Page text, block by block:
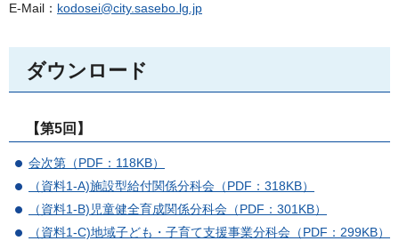
E-Mail： kodosei@city.sasebo.lg.jp
ダウンロード
【第5回】
会次第（PDF：118KB）
（資料1-A)施設型給付関係分科会（PDF：318KB）
（資料1-B)児童健全育成関係分科会（PDF：301KB）
（資料1-C)地域子ども・子育て支援事業分科会（PDF：299KB）